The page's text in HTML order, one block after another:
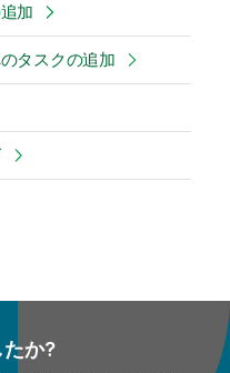
加
タスクの追加
か?